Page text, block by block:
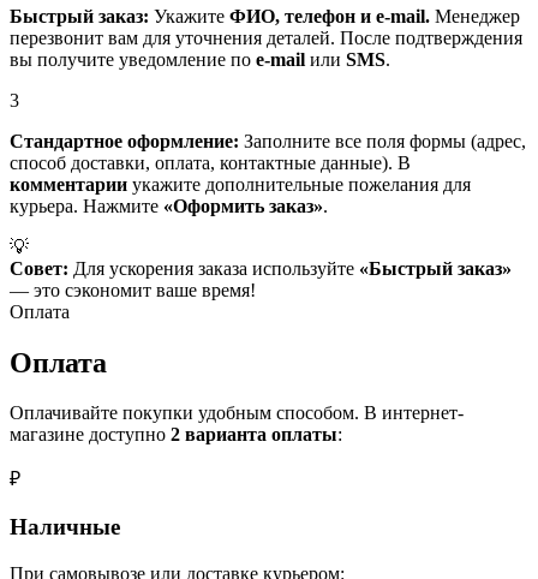
Быстрый заказ: Укажите ФИО, телефон и e-mail. Менеджер
перезвонит вам для уточнения деталей. После подтверждения
вы получите уведомление по e-mail или SMS.
3
Стандартное оформление: Заполните все поля формы (адрес,
способ доставки, оплата, контактные данные). В
комментарии укажите дополнительные пожелания для
курьера. Нажмите «Оформить заказ».
💡
Совет: Для ускорения заказа используйте «Быстрый заказ»
— это сэкономит ваше время!
Оплата
Оплата
Оплачивайте покупки удобным способом. В интернет-
магазине доступно 2 варианта оплаты:
₽
Наличные
При самовывозе или доставке курьером: